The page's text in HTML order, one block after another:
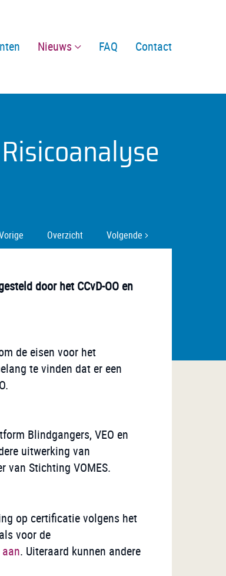
Nieuws FAQ Contact
Overzicht Volgende
door het CCvD-OO en
de eisen voor het
te vinden dat er een
Blindgangers, VEO en
uitwerking van
van Stichting VOMES.
op certificatie volgens het
voor de
. Uiteraard kunnen andere